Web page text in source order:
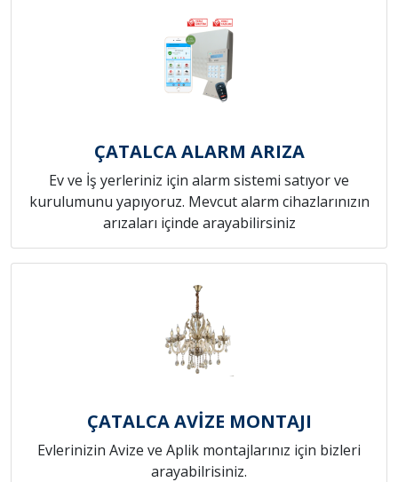
ÇATALCA ALARM ARIZA
Ev ve İş yerleriniz için alarm sistemi satıyor ve
kurulumunu yapıyoruz. Mevcut alarm cihazlarınızın
arızaları içinde arayabilirsiniz
ÇATALCA AVİZE MONTAJI
Evlerinizin Avize ve Aplik montajlarınız için bizleri
arayabilrisiniz.